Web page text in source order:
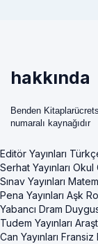
hakkında
Benden
numaralı kaynağıdır
Editör Yayınları
Serhat Yayınları
Sınav Yayınları
Pena Yayınları Aşk
Yabancı Dram
Tudem Yayınları
Can Yayınları